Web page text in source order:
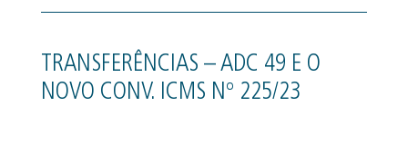
TRANSFERÊNCIAS – ADC 49 E O
NOVO CONV. ICMS Nº 225/23